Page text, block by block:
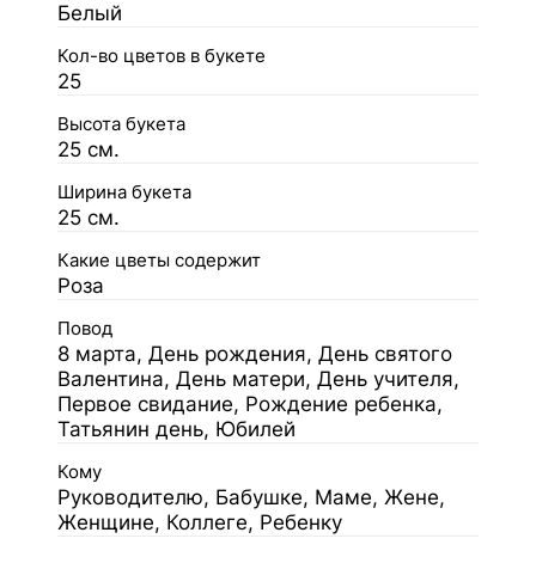
Белый
Кол-во цветов в букете
25
Высота букета
25 см.
Ширина букета
25 см.
Какие цветы содержит
Роза
Повод
8 марта, День рождения, День святого
Валентина, День матери, День учителя,
Первое свидание, Рождение ребенка,
Татьянин день, Юбилей
Кому
Руководителю, Бабушке, Маме, Жене,
Женщине, Коллеге, Ребенку